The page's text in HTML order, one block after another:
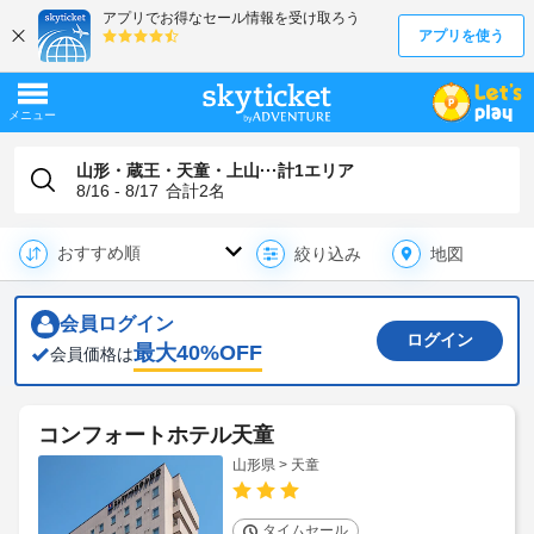
山形・蔵王・天童・上山···計1エリア
8/16 - 8/17 合計2名
絞り込み 地図
会員ログイン
会員価格は最大40%OFF
ログイン
コンフォートホテル天童
山形県 > 天童
タイムセール